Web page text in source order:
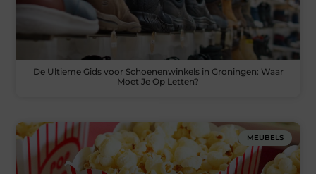
De Ultieme Gids voor Schoenenwinkels in Groningen: Waar
Moet Je Op Letten?
MEUBELS